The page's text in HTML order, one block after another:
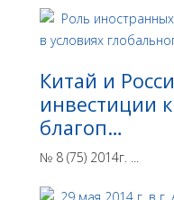
Китай и
инвестиции
благоп…
№ 8 (75) 2014г. ...